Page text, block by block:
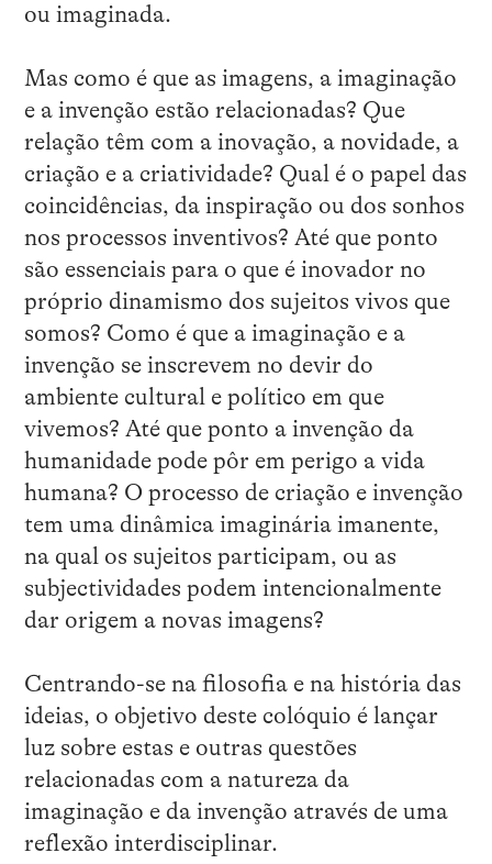
ou imaginada.
Mas como é que as imagens, a imaginação
e a invenção estão relacionadas? Que
relação têm com a inovação, a novidade, a
criação e a criatividade? Qual é o papel das
coincidências, da inspiração ou dos sonhos
nos processos inventivos? Até que ponto
são essenciais para o que é inovador no
próprio dinamismo dos sujeitos vivos que
somos? Como é que a imaginação e a
invenção se inscrevem no devir do
ambiente cultural e político em que
vivemos? Até que ponto a invenção da
humanidade pode pôr em perigo a vida
humana? O processo de criação e invenção
tem uma dinâmica imaginária imanente,
na qual os sujeitos participam, ou as
subjectividades podem intencionalmente
dar origem a novas imagens?
Centrando-se na filosofia e na história das
ideias, o objetivo deste colóquio é lançar
luz sobre estas e outras questões
relacionadas com a natureza da
imaginação e da invenção através de uma
reflexão interdisciplinar.